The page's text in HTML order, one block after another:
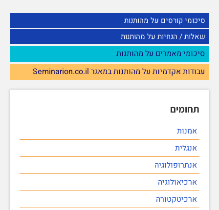
סיכומי קורסים על מהותנות
שאלות / הנחיות על מהותנות
סיכומי מאמרים על מהותנות
עבודות אקדמיות על מהותנות במאגר Seminarion.co.il
תחומים
אמנות
אנגלית
אנתרופולוגיה
ארכיאולוגיה
ארכיטקטורה